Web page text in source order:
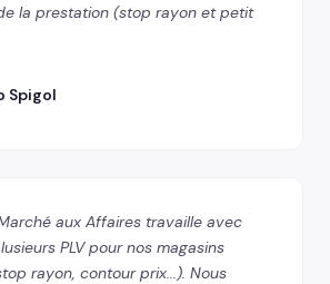
la prestation (stop rayon et petit
Spigol
aux Affaires travaille avec
PLV pour nos magasins
rayon, contour prix...). Nous